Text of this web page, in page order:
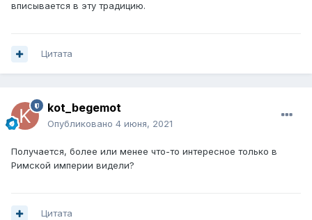
вписывается в эту традицию.
Цитата
kot_begemot
Опубликовано 4 июня, 2021
Получается, более или менее что-то интересное только в
Римской империи видели?
Цитата